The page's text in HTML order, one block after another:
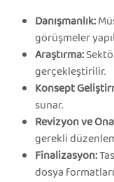
Danışmanlık:
görüşmeler
Araştırma:
gerçekleştirilir.
Konsept
sunar.
Revizyon ve
gerekli
Finalizasyon:
dosya